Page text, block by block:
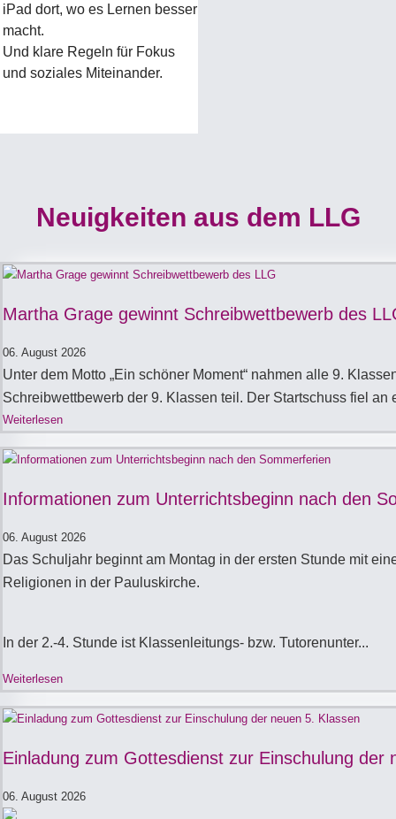
iPad dort, wo es Lernen besser
macht.
Und klare Regeln für Fokus
und soziales Miteinander.
Neuigkeiten aus dem LLG
Martha Grage gewinnt Schreibwettbewerb des
06. August 2026
Unter dem Motto „Ein schöner Moment“ nahmen alle 9.
Schreibwettbewerb der 9. Klassen teil. Der Startschuss fiel
Weiterlesen
Informationen zum Unterrichtsbeginn nach den
06. August 2026
Das Schuljahr beginnt am Montag in der ersten Stunde mit
Religionen in der Pauluskirche.
In der 2.-4. Stunde ist Klassenleitungs- bzw. Tutorenunter...
Weiterlesen
Einladung zum Gottesdienst zur Einschulung der
06. August 2026